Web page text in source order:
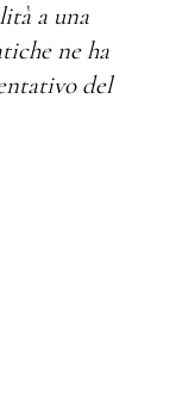
a una
ne ha
del